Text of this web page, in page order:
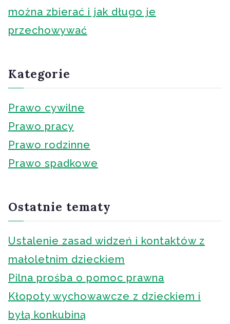
można zbierać i jak długo je
przechowywać
Kategorie
Prawo cywilne
Prawo pracy
Prawo rodzinne
Prawo spadkowe
Ostatnie tematy
Ustalenie zasad widzeń i kontaktów z
małoletnim dzieckiem
Pilna prośba o pomoc prawna
Kłopoty wychowawcze z dzieckiem i
byłą konkubiną